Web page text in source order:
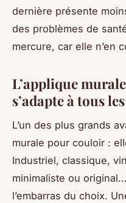
dernière présente
des problèmes de
mercure, car elle n’en
L’applique
s’adapte à tous
L’un des plus grands
murale pour couloir :
Industriel, classique,
minimaliste ou
l’embarras du choix.